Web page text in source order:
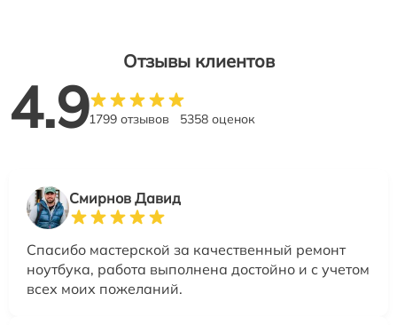
Отзывы клиентов
4.91799 отзывов 5358 оценок
Смирнов Давид
Спасибо мастерской за качественный ремонт
ноутбука, работа выполнена достойно и с учетом
всех моих пожеланий.